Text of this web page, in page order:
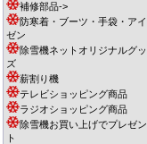
補修部品->
防寒着・ブーツ・手袋・アイ
ゼン
除雪機ネットオリジナルグッ
ズ
薪割り機
テレビショッピング商品
ラジオショッピング商品
除雪機お買い上げでプレゼン
ト